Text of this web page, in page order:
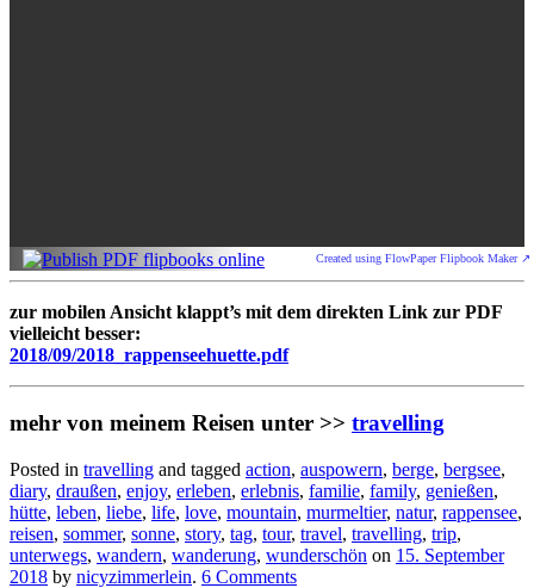
Created using FlowPaper Flipbook Maker ↗
zur mobilen Ansicht klappt’s mit dem direkten Link zur PDF
vielleicht besser:
2018/09/2018_rappenseehuette.pdf
mehr von meinem Reisen unter >> travelling
Posted in travelling and tagged action, auspowern, berge, bergsee,
diary, draußen, enjoy, erleben, erlebnis, familie, family, genießen,
hütte, leben, liebe, life, love, mountain, murmeltier, natur, rappensee,
reisen, sommer, sonne, story, tag, tour, travel, travelling, trip,
unterwegs, wandern, wanderung, wunderschön on 15. September
2018 by nicyzimmerlein. 6 Comments